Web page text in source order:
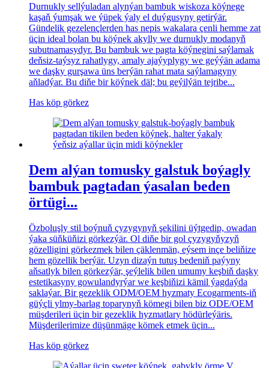
Durnukly sellýuladan alynýan bambuk wiskoza köýnege
kaşaň ýumşak we ýüpek ýaly el duýgusyny getirýär.
Gündelik gezelençlerden has nepis wakalara çenli hemme zat
üçin ideal bolan bu köýnek akylly we durnukly modanyň
subutnamasydyr. Bu bambuk we pagta köýnegini saýlamak
deňsiz-taýsyz rahatlygy, amaly ajaýyplygy we geýýän adama
we daşky gurşawa üns berýän rahat mata saýlamagyny
aňladýar. Bu diňe bir köýnek däl; bu geýilýän tejribe...
Has köp görkez
Dem alýan tomusky galstuk boýagly
bambuk pagtadan ýasalan beden
örtügi...
Özboluşly stil boýnuň çyzygynyň şekilini üýtgedip, owadan
ýaka süňküňizi görkezýär. Ol diňe bir gol çyzygyňyzyň
gözelligini görkezmek bilen çäklenmän, eýsem inçe beliňize
hem gözellik berýär. Uzyn dizaýn tutuş bedeniň paýyny
aňsatlyk bilen görkezýär, şeýlelik bilen umumy keşbiň daşky
estetikasyny gowulandyrýar we keşbiňizi kämil ýagdaýda
saklaýar. Bir gezeklik ODM/OEM hyzmaty Ecogarments-iň
güýçli ylmy-barlag toparynyň kömegi bilen biz ODE/OEM
müşderileri üçin bir gezeklik hyzmatlary hödürleýäris.
Müşderilerimize düşünmäge kömek etmek üçin...
Has köp görkez